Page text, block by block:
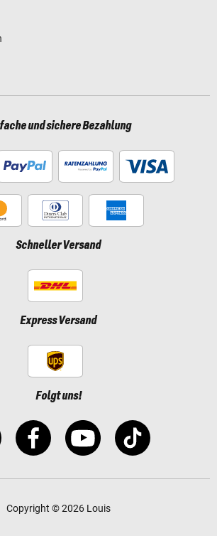
und sichere Bezahlung
Schneller Versand
Express Versand
Folgt uns!
Copyright © 2026 Louis